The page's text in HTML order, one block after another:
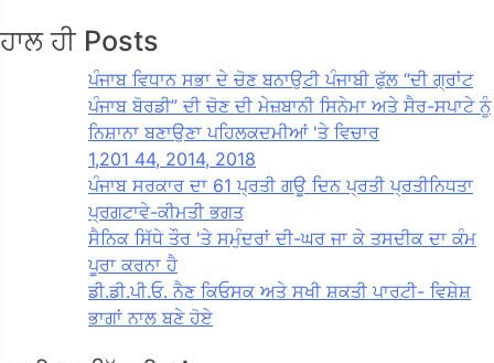
ਹਾਲ ਹੀ Posts
ਪੰਜਾਬ ਵਿਧਾਨ ਸਭਾ ਦੇ ਚੋਣ ਬਨਾਉਟੀ ਪੰਜਾਬੀ ਫੁੱਲ “ਦੀ ਗ੍ਰਾਂਟ
ਪੰਜਾਬ ਬੋਰਡੀ” ਦੀ ਚੋਣ ਦੀ ਮੇਜ਼ਬਾਨੀ ਸਿਨੇਮਾ ਅਤੇ ਸੈਰ-ਸਪਾਟੇ ਨੂੰ
ਨਿਸ਼ਾਨਾ ਬਣਾਉਣਾ ਪਹਿਲਕਦਮੀਆਂ 'ਤੇ ਵਿਚਾਰ
1,201 44, 2014, 2018
ਪੰਜਾਬ ਸਰਕਾਰ ਦਾ 61 ਪ੍ਰਤੀ ਗਊ ਦਿਨ ਪ੍ਰਤੀ ਪ੍ਰਤੀਨਿਧਤਾ
ਪ੍ਰਗਟਾਵੇ-ਕੀਮਤੀ ਭਗਤ
ਸੈਨਿਕ ਸਿੱਧੇ ਤੌਰ 'ਤੇ ਸਮੁੰਦਰਾਂ ਦੀ-ਘਰ ਜਾ ਕੇ ਤਸਦੀਕ ਦਾ ਕੰਮ
ਪੂਰਾ ਕਰਨਾ ਹੈ
ਡੀ.ਡੀ.ਪੀ.ਓ. ਨੈਣ ਕਿਓਸਕ ਅਤੇ ਸਖੀ ਸ਼ਕਤੀ ਪਾਰਟੀ- ਵਿਸ਼ੇਸ਼
ਭਾਗਾਂ ਨਾਲ ਬਣੇ ਹੋਏ